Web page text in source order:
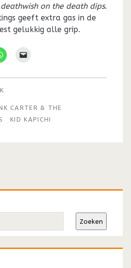
on the death dips.
geeft extra gas in de
gelukkig alle grip.
CARTER & THE
KID KAPICHI
Zoeken